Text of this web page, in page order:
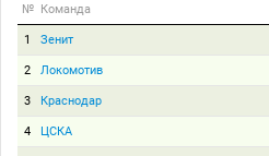
№ Команда
1 Зенит
2 Локомотив
3 Краснодар
4 ЦСКА